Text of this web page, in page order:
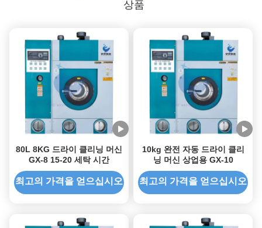
상품
80L 8KG 드라이 클리닝 머신
GX-8 15-20 세탁 시간
최고의 가격을 얻으십시오
10kg 완전 자동 드라이 클리
닝 머신 상업용 GX-10
최고의 가격을 얻으십시오